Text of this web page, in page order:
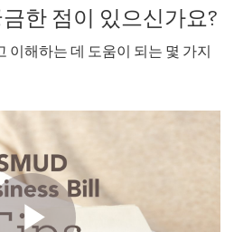
한 점이 있으신가요?
이해하는 데 도움이 되는 몇 가지